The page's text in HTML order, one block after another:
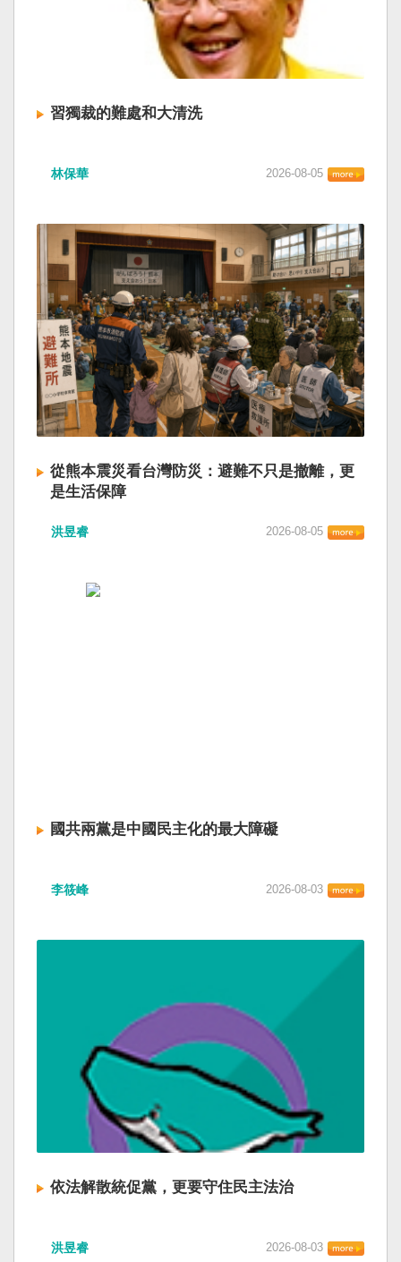
習獨裁的難處和大清洗
林保華 2026-08-05
從熊本震災看台灣防災：避難不只是撤離，更
是生活保障
洪昱睿 2026-08-05
國共兩黨是中國民主化的最大障礙
李筱峰 2026-08-03
依法解散統促黨，更要守住民主法治
洪昱睿 2026-08-03